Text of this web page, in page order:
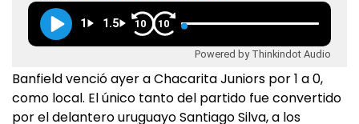
1 1.5 10 10
Powered by Thinkindot Audio
Banfield venció ayer a Chacarita Juniors por 1 a 0,
como local. El único tanto del partido fue convertido
por el delantero uruguayo Santiago Silva, a los